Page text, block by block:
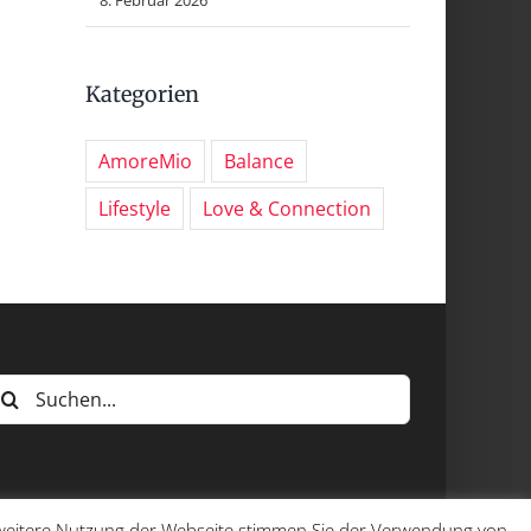
Kategorien
AmoreMio
Balance
Lifestyle
Love & Connection